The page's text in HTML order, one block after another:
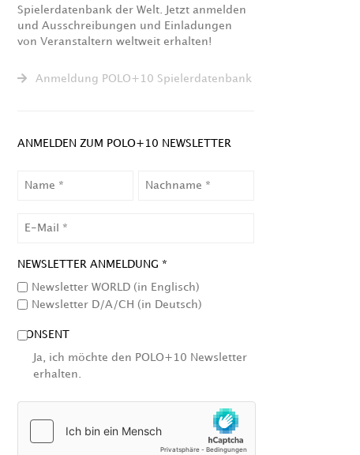
Spielerdatenbank der Welt. Jetzt anmelden
und Ausschreibungen und Einladungen
von Veranstaltern weltweit erhalten!
Anmeldung POLO+10 Spielerdatenbank
ANMELDEN ZUM POLO+10 NEWSLETTER
NEWSLETTER ANMELDUNG *
Newsletter WORLD (in Englisch)
Newsletter D/A/CH (in Deutsch)
CONSENT
Ja, ich möchte den POLO+10 Newsletter
erhalten.